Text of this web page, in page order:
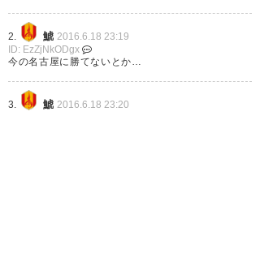
2. 鯱 2016.6.18 23:19
ID: EzZjNkODgx
今の名古屋に勝てないとか…
3. 鯱 2016.6.18 23:20